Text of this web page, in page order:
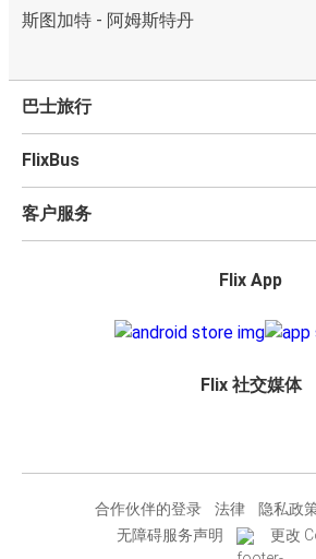
斯图加特 - 阿姆斯特丹
巴士旅行
FlixBus
客户服务
Flix App
Flix 社交媒体
合作伙伴的登录 法律 隐私政
无障碍服务声明
更改